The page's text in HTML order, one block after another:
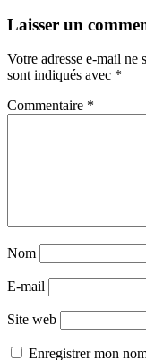
Laisser un
Votre adresse e-mail ne
sont indiqués avec *
Commentaire *
Nom
E-mail
Site web
Enregistrer mon